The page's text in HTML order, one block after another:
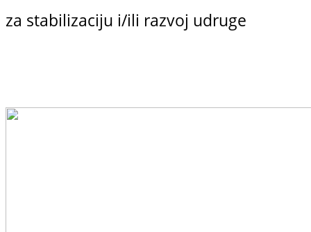
za stabilizaciju i/ili razvoj udruge